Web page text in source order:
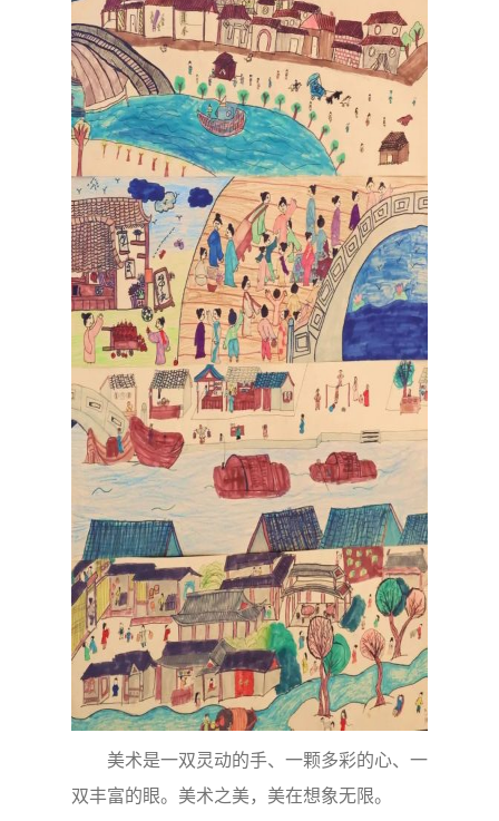
美术是一双灵动的手、一颗多彩的心、一
双丰富的眼。美术之美，美在想象无限。